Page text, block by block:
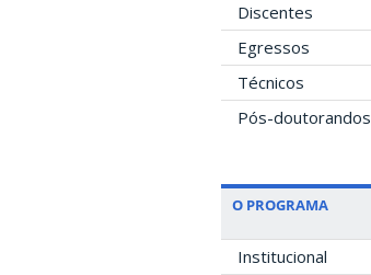
Discentes
Egressos
Técnicos
Pós-doutorandos
O PROGRAMA
Institucional